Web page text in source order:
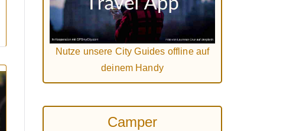
Nutze unsere City Guides offline auf
deinem Handy
Camper